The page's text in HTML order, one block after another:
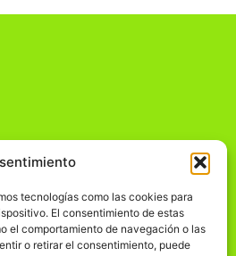
tecnologías como las cookies para
El consentimiento de estas
el comportamiento de navegación o las
o retirar el consentimiento, puede